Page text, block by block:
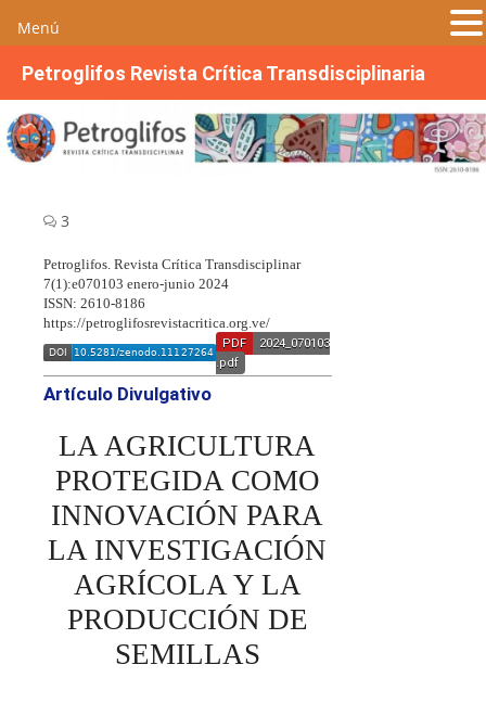
Petroglifos Revista Crítica Transdisciplinaria
3
Petroglifos. Revista Crítica Transdisciplinar
7(1):e070103 enero-junio 2024
ISSN: 2610-8186
https://petroglifosrevistacritica.org.ve/
PDF
2024_070103
.pdf
Artículo Divulgativo
LA AGRICULTURA
PROTEGIDA COMO
INNOVACIÓN PARA
LA INVESTIGACIÓN
AGRÍCOLA Y LA
PRODUCCIÓN DE
SEMILLAS
Menú